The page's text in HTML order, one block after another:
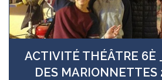
ACTIVITÉ THÉÂTRE 6È
DES MARIONNETTES